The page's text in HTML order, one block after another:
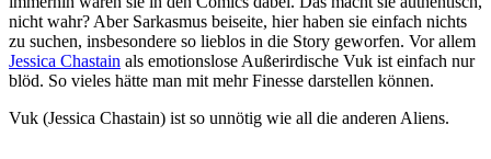
nicht wahr? Aber Sarkasmus beiseite, hier haben sie einfach nichts
zu suchen, insbesondere so lieblos in die Story geworfen. Vor allem
Jessica Chastain als emotionslose Außerirdische Vuk ist einfach nur
blöd. So vieles hätte man mit mehr Finesse darstellen können.
Vuk (Jessica Chastain) ist so unnötig wie all die anderen Aliens.